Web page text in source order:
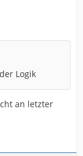
Logik
an letzter